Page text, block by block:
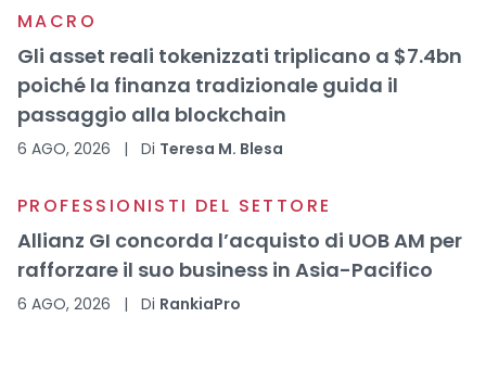
MACRO
Gli asset reali tokenizzati triplicano a $7.4bn
poiché la finanza tradizionale guida il
passaggio alla blockchain
6 AGO, 2026 | Di Teresa M. Blesa
PROFESSIONISTI DEL SETTORE
Allianz GI concorda l’acquisto di UOB AM per
rafforzare il suo business in Asia-Pacifico
6 AGO, 2026 | Di RankiaPro